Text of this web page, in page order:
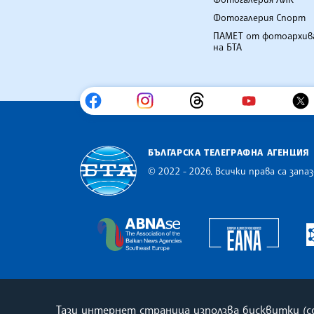
Фотогалерия Спорт
ПАМЕТ от
на БТА
БЪЛГАРСКА ТЕЛЕГРАФНА АГЕНЦИЯ
© 2022 - 2026, Всички права са
The Assocoation of the
Тази интернет страница използва бисквитки